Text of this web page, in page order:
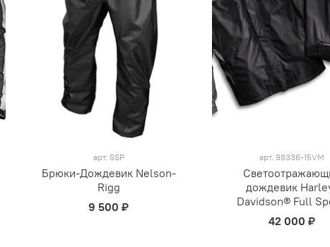
арт. SSP
Брюки-Дождевик Nelson-
Rigg
9 500 ₽
арт. 98336-15VM
дождевик
Davidson® Full
42 000 ₽